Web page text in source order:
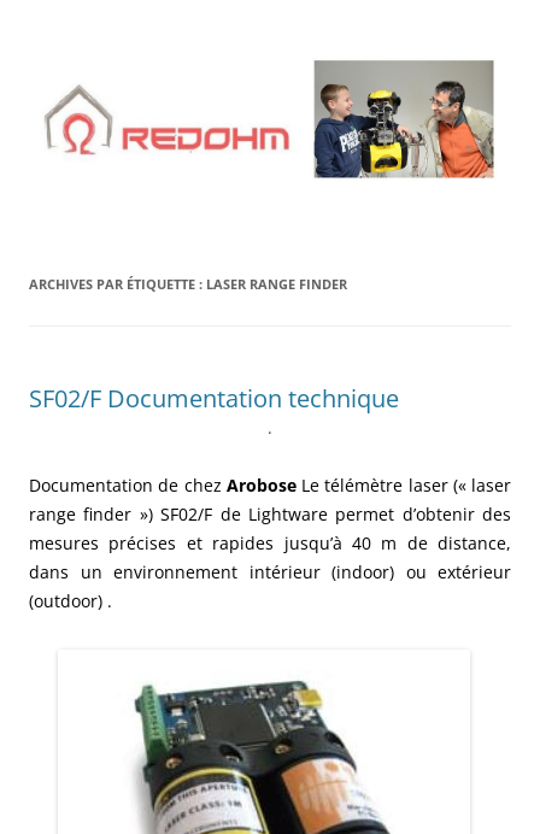
ARCHIVES PAR ÉTIQUETTE : LASER RANGE FINDER
SF02/F Documentation technique
.
Documentation de chez AroboseLe télémètre laser (« laser
range finder ») SF02/F de Lightware permet d’obtenir des
mesures précises et rapides jusqu’à 40 m de distance,
dans un environnement intérieur (indoor) ou extérieur
(outdoor) .